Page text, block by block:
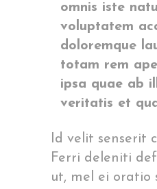
omnis iste
voluptatem
doloremque
totam rem
ipsa quae ab
veritatis et
Id velit senserit
Ferri deleniti
ut, mel ei oratio